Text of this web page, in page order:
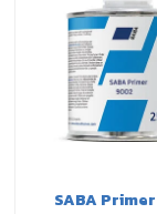
SABA